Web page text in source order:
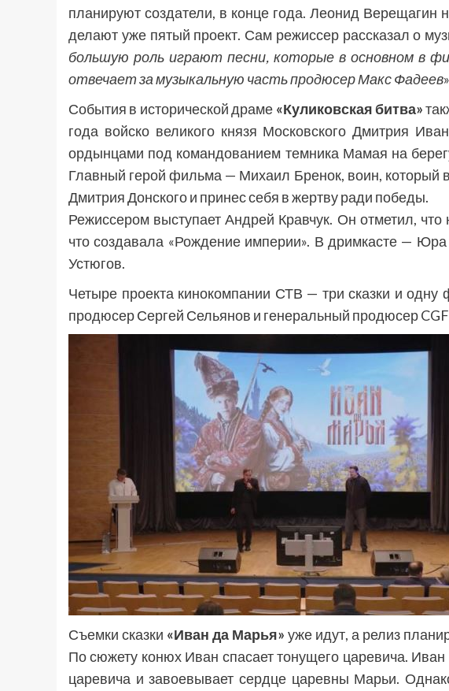
планируют создатели, в конце года. Леонид
делают уже пятый проект. Сам режиссер рассказал о
большую роль играют песни, которые в основном в
отвечает за музыкальную часть продюсер Макс Фадеев
События в исторической драме «Куликовская битва»
года войско великого князя Московского Дмитрия
ордынцами под командованием темника Мамая на
Главный герой фильма — Михаил Бренок, воин, который
Дмитрия Донского и принес себя в жертву ради победы.
Режиссером выступает Андрей Кравчук. Он отметил,
что создавала «Рождение империи». В дримкасте —
Устюгов.
Четыре проекта кинокомпании СТВ — три сказки и одну
продюсер Сергей Сельянов и генеральный продюсер
Съемки сказки «Иван да Марья» уже идут, а релиз
По сюжету конюх Иван спасает тонущего царевича.
царевича и завоевывает сердце царевны Марьи.